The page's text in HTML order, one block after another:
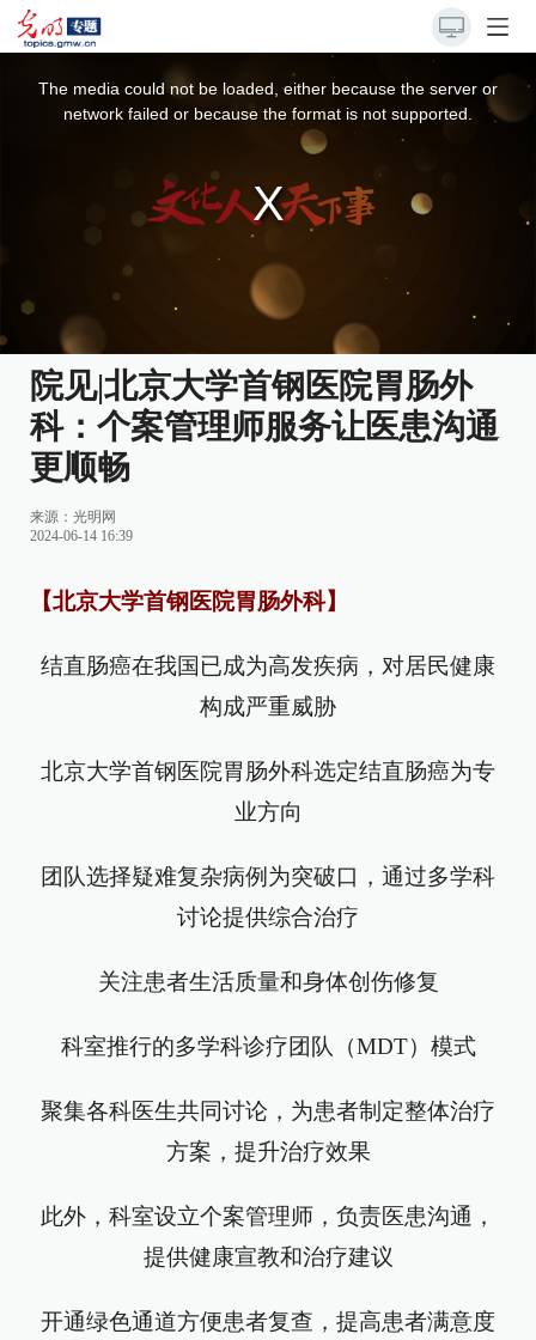
The media could not be loaded, either because the server or
network failed or because the format is not supported.
院见|北京大学首钢医院胃肠外
科：个案管理师服务让医患沟通
更顺畅
来源： 光明网
2024-06-14 16:39
【北京大学首钢医院胃肠外科】
结直肠癌在我国已成为高发疾病，对居民健康
构成严重威胁
北京大学首钢医院胃肠外科选定结直肠癌为专
业方向
团队选择疑难复杂病例为突破口，通过多学科
讨论提供综合治疗
关注患者生活质量和身体创伤修复
科室推行的多学科诊疗团队（MDT）模式
聚集各科医生共同讨论，为患者制定整体治疗
方案，提升治疗效果
此外，科室设立个案管理师，负责医患沟通，
提供健康宣教和治疗建议
开通绿色通道方便患者复查，提高患者满意度